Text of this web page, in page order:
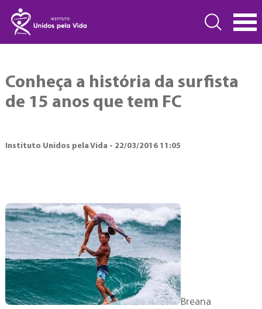
Conheça a história da surfista
de 15 anos que tem FC
Instituto Unidos pela Vida - 22/03/2016 11:05
Breana